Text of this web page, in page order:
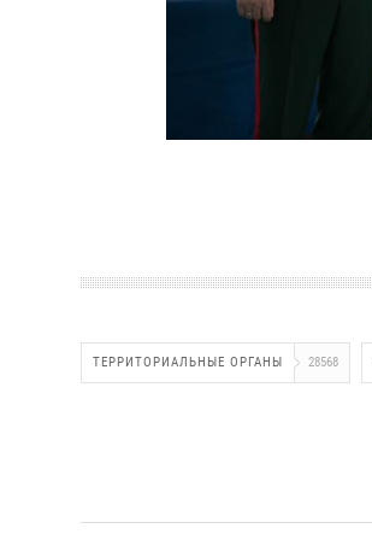
ТЕРРИТОРИАЛЬНЫЕ ОРГАНЫ 28568